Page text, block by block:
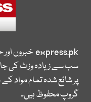
express.pkخبروں
سب سے زیادہ وزٹ کی
پر شائع شدہ تمام مواد
گروپ محفوظ ہیں۔